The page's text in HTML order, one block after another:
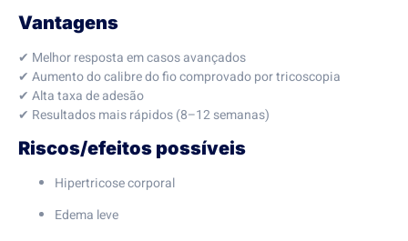
Vantagens
✔ Melhor resposta em casos avançados
✔ Aumento do calibre do fio comprovado por tricoscopia
✔ Alta taxa de adesão
✔ Resultados mais rápidos (8–12 semanas)
Riscos/efeitos possíveis
Hipertricose corporal
Edema leve